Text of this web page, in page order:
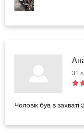
31
Чоловік був в